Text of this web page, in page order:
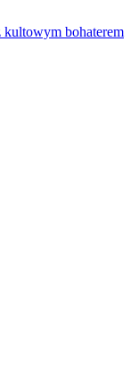
bohaterem